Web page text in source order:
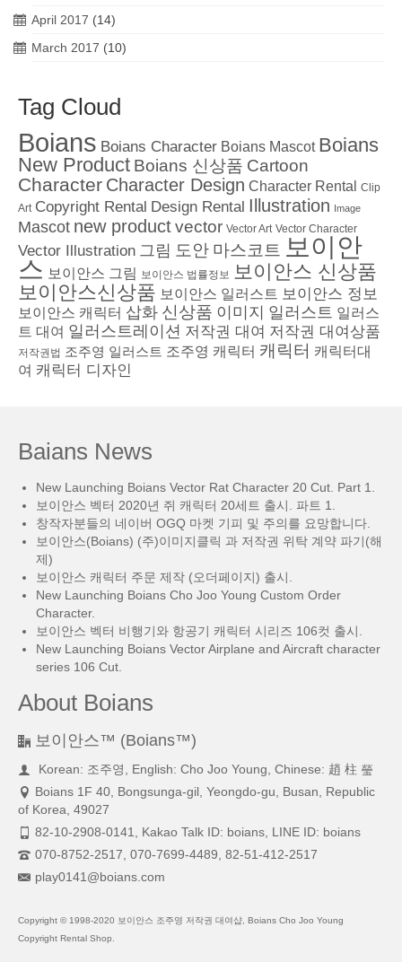
April 2017 (14)
March 2017 (10)
Tag Cloud
Boians Boians Character Boians Mascot Boians
New Product Boians 신상품 Cartoon
Character Character Design Character Rental
Clip
Art Copyright Rental Design Rental Illustration Image
Mascot new productvector Vector Art Vector Character
Vector Illustration 그림 도안 마스코트 보이안
스 보이안스 그림 보이안스 법률정보 보이안스 신상품
보이안스신상품 보이안스 일러스트 보이안스 정보
보이안스 캐릭터 삽화 신상품 이미지 일러스트 일러스
트 대여 일러스트레이션 저작권 대여 저작권 대여상품
저작권법 조주영 일러스트 조주영 캐릭터 캐릭터 캐릭터대
여 캐릭터 디자인
Baians News
New Launching Boians Vector Rat Character 20 Cut. Part 1.
보이안스 벡터 2020년 쥐 캐릭터 20세트 출시. 파트 1.
창작자분들의 네이버 OGQ 마켓 기피 및 주의를 요망합니다.
보이안스(Boians) (주)이미지클릭 과 저작권 위탁 계약 파기(해
제)
보이안스 캐릭터 주문 제작 (오더페이지) 출시.
New Launching Boians Cho Joo Young Custom Order
Character.
보이안스 벡터 비행기와 항공기 캐릭터 시리즈 106컷 출시.
New Launching Boians Vector Airplane and Aircraft character
series 106 Cut.
About Boians
보이안스™ (Boians™)
Korean: 조주영, English: Cho Joo Young, Chinese: 趙 柱 瑩
Boians 1F 40, Bongsunga-gil, Yeongdo-gu, Busan, Republic
of Korea, 49027
82-10-2908-0141, Kakao Talk ID: boians, LINE ID: boians
070-8752-2517, 070-7699-4489, 82-51-412-2517
play0141@boians.com
Copyright © 1998-2020 보이안스 조주영 저작권 대여샵, Boians Cho Joo Young
Copyright Rental Shop.